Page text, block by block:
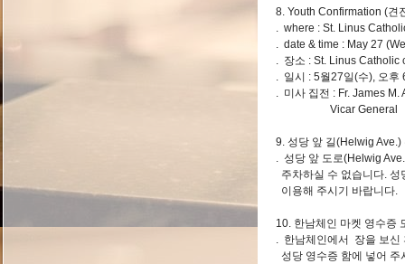
8. Youth Confirmation (견
. where : St. Linus
. date & time : May 27
. 장소 : St. Linus
. 일시 : 5월27일(수), 오후
. 미사 집전 : Fr. James
Vicar General
9. 성당 앞 길(Helwig Ave.)
. 성당 앞 도로(Helwig
주차하실 수 없습니다.
이용해 주시기 바랍니다.
10. 한남체인 마켓 영수증
. 한남체인에서 장을 보신
성당 영수증 함에 넣어